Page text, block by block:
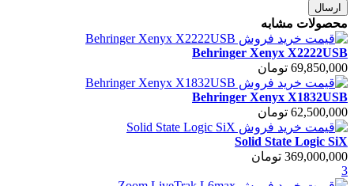
ارسال
محصولات مشابه
Behringer Xenyx X2222USB
69,850,000 تومان
Behringer Xenyx X1832USB
62,500,000 تومان
Solid State Logic SiX
369,000,000 تومان
3